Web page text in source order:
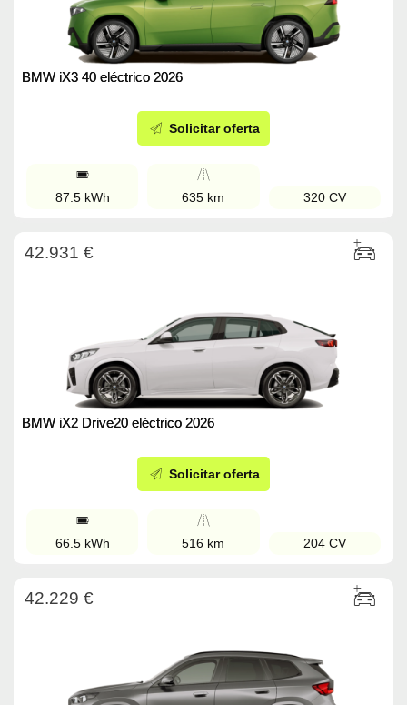
BMW iX3 40 eléctrico 2026
Solicitar oferta
87.5 kWh 635 km 320 CV
42.931 €
BMW iX2 Drive20 eléctrico 2026
Solicitar oferta
66.5 kWh 516 km 204 CV
42.229 €